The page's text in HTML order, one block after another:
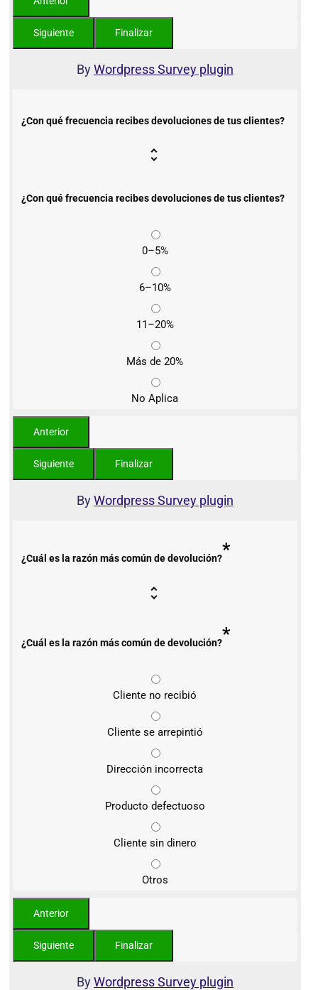
ByWordpress Survey plugin
¿Con qué frecuencia recibes devoluciones de tus clientes?
¿Con qué frecuencia recibes devoluciones de tus clientes?
0–5%
6–10%
11–20%
Más de 20%
No Aplica
ByWordpress Survey plugin
¿Cuál es la razón más común de devolución?*
¿Cuál es la razón más común de devolución?*
Cliente no recibió
Cliente se arrepintió
Dirección incorrecta
Producto defectuoso
Cliente sin dinero
Otros
ByWordpress Survey plugin